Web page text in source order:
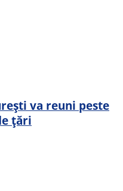
va reuni peste
țări